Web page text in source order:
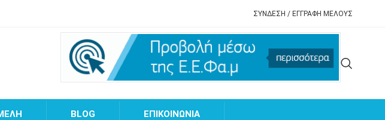
ΣΥΝΔΕΣΗ / ΕΓΓΡΑΦΗ ΜΕΛΟΥΣ
BLOG EΠΙΚΟΙΝΩΝΙΑ